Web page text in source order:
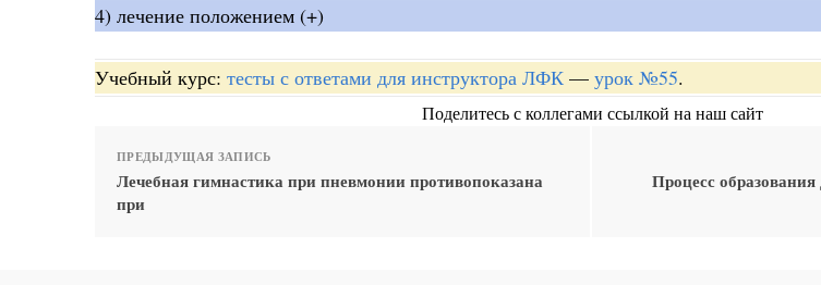
4) лечение положением (+)
Учебный курс: тесты с ответами для инструктора ЛФК — урок №55.
Поделитесь с коллегами ссылкой на наш сайт
ПРЕДЫДУЩАЯ ЗАПИСЬ
Лечебная гимнастика при пневмонии противопоказана
при
Процесс